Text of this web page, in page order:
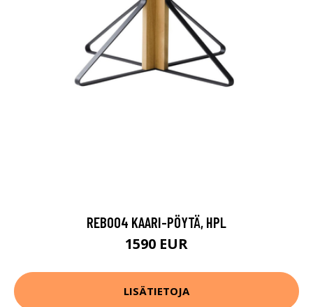
REB004 KAARI-PÖYTÄ, HPL
1590 EUR
LISÄTIETOJA